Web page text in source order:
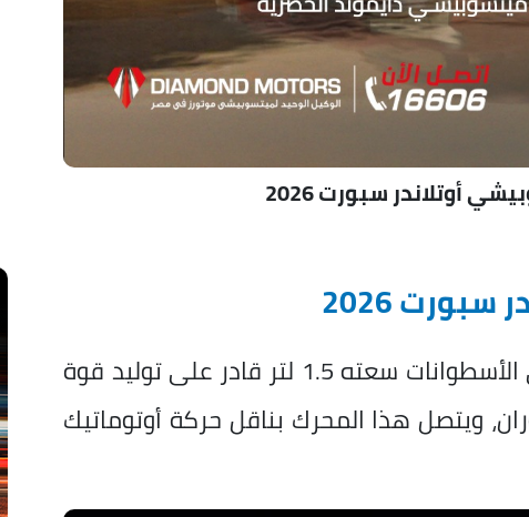
أوتلاندر سبورت 2026
2026
تعتمد أوتلاندر سبورت على محرك رباعي الأسطوانات سعته 1.5 لتر قادر على توليد قوة
الدوران، ويتصل هذا المحرك بناقل حركة أوتوماتيك